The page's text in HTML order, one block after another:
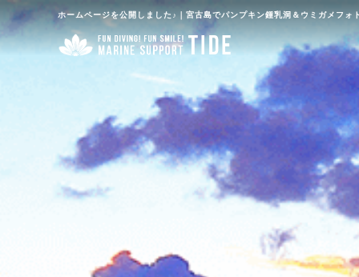
ホームページを公開しました♪｜宮古島でパンプキン鍾乳洞＆ウミガメフ